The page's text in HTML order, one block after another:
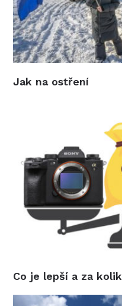
Jak na ostření
Co je lepší a za kolik